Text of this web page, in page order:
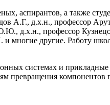
аспирантов, а также
А.Г., д.х.н., профессор
д.х.н., профессор
другие. Работу
системах и
превращения компонентов